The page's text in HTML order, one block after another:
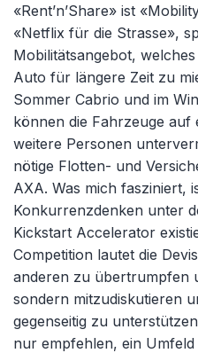
«Rent’n’Share» ist
«Netflix für die Strasse»,
Mobilitätsangebot,
Auto für längere Zeit zu
Sommer Cabrio und im
können die Fahrzeuge auf
weitere Personen
nötige Flotten- und
AXA. Was mich fasziniert,
Konkurrenzdenken unter
Kickstart Accelerator
Competition lautet die
anderen zu übertrumpfen
sondern mitzudiskutieren
gegenseitig zu
nur empfehlen, ein